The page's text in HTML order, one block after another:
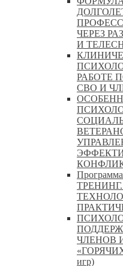
ЧЕРЕЗ
И
РАБОТЕ
СВО И
ЧЛЕНОВ
игр)